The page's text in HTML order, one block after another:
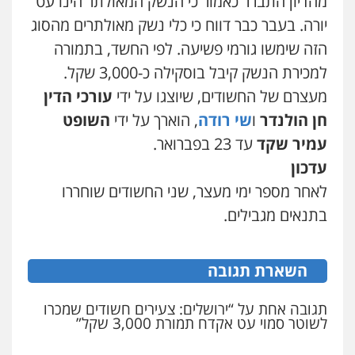
עו"ד אסף גונן
פלילי פשע חמור תעבורה צבא מעצרים
0542255161
גל דהן – משרד עורך דין פלילי
פלילי פשיעה חמורה סמים מעצרים
וחקירות
0544723840
עו"ד ראוף נג'אר
פלילי
סמים
עדי כרמלי – חברת עו"ד
פלילי כלכלי עורכי דין לענייני אסירים
0525060666
יורה. בעבר כבר דווח כי כלי נשק מאולתרים מהסוג
הזה שימשו גורמי פשיעה. לפי החשד, בתמורה
למכירת הנשק קיבל בוסקילה כ-3,000 שקל.
מעצרם של החשודים, שיוצגו על ידי עורכי הדין
חן הולנדר ושי רודה, הוארך על ידי השופט
עמיר שקדעד 23 בפברואר.
עדכון
לאחר מספר ימי מעצר, שני החשודים שוחררו
בתנאים מגבילים.
השארת תגובה
תגובה אחת על “ירושלים: צעירים חשודים שמכרו
לשוטר סמוי עט אקדח תמורת 3,000 שקל”
עו"ד אבי כהן
פלילי פשיעה חמורה קטינים אלימות
0523647066
ויקי שמואל – משרד עו"ד
פלילי משפט פלילי
קורל קרוז – עורך דין פלילי
0545437431
עו"ד עלי סעדי
פלילי פשיעה חמורה ליווי וייצוג בחקירות
ומעצרים